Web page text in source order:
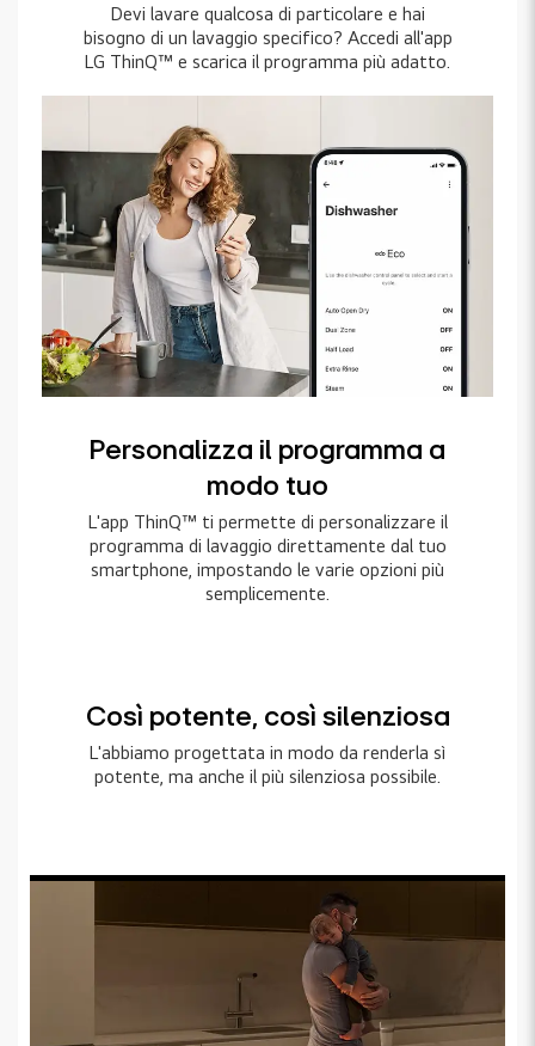
Devi lavare qualcosa di particolare e hai
bisogno di un lavaggio specifico? Accedi all'app
LG ThinQ™ e scarica il programma più adatto.
Personalizza il programma a
modo tuo
L'app ThinQ™ ti permette di personalizzare il
programma di lavaggio direttamente dal tuo
smartphone, impostando le varie opzioni più
semplicemente.
Così potente, così silenziosa
L'abbiamo progettata in modo da renderla sì
potente, ma anche il più silenziosa possibile.